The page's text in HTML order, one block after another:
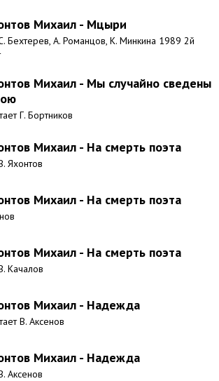
Михаил - Мцыри
Бехтерев, А. Романцов, К. Минкина 1989 2й
Михаил - Мы случайно сведены
Г. Бортников
Михаил - На смерть поэта
Яхонтов
Михаил - На смерть поэта
Михаил - На смерть поэта
Качалов
Михаил - Надежда
В. Аксенов
Михаил - Надежда
Аксенов